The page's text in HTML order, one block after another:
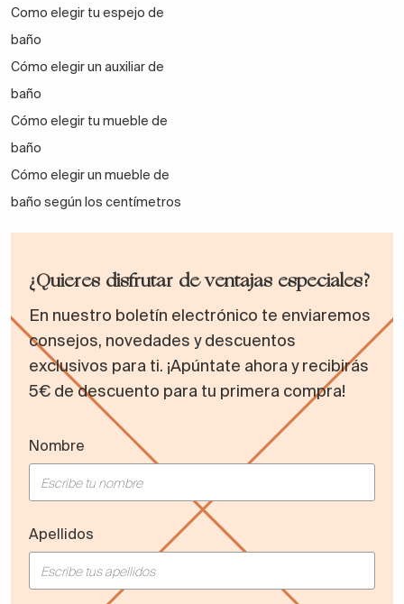
Como elegir tu espejo de
baño
Cómo elegir un auxiliar de
baño
Cómo elegir tu mueble de
baño
Cómo elegir un mueble de
baño según los centímetros
¿Quieres disfrutar de ventajas especiales?
En nuestro boletín electrónico te enviaremos
consejos, novedades y descuentos
exclusivos para ti. ¡Apúntate ahora y recibirás
5€ de descuento para tu primera compra!
Nombre
Apellidos